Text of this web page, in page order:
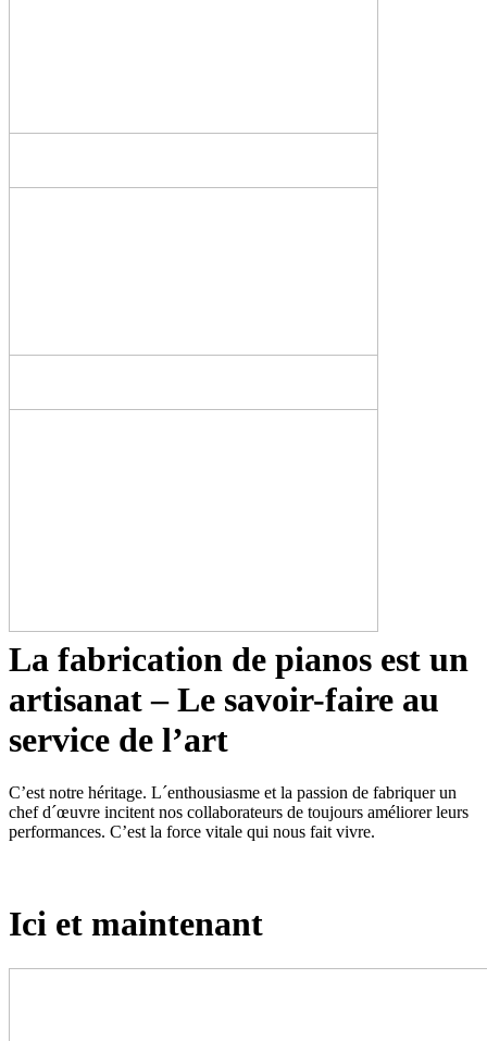
La fabrication de pianos est un
artisanat – Le savoir-faire au
service de l’art
C’est notre héritage. L´enthousiasme et la passion de fabriquer un
chef d´œuvre incitent nos collaborateurs de toujours améliorer leurs
performances. C’est la force vitale qui nous fait vivre.
Ici et maintenant